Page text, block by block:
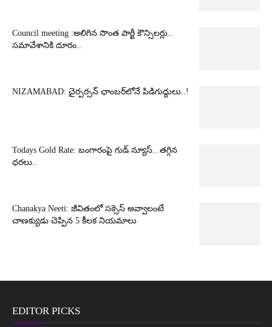
Council meeting :అలిగిన సొంత పార్టీ కౌన్సిలర్లు..
సమావేశానికి దూరం..
NIZAMABAD: చైర్పర్సన్ ఛాంబర్‌లోనే పిడిగుద్దులు..!
Todays Gold Rate: బంగారంపై గుడ్ న్యూస్.. తగ్గిన
ధరలు..
Chanakya Neeti: జీవితంలో సక్సెస్ అవ్వాలంటే
చాణక్యుడు చెప్పిన 5 కీలక నియమాలు
EDITOR PICKS